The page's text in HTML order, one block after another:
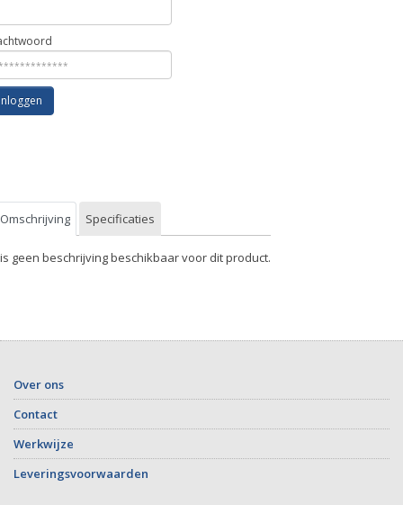
Omschrijving Specificaties
geen beschrijving beschikbaar voor dit product.
Over ons
Contact
Werkwijze
Leveringsvoorwaarden